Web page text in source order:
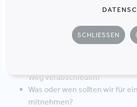
Welche Stärken sind
wir ergänzen, um für die
Gestaltung der Zukunft zu
Wohin geht die Reise und
Weg verabschieden?
Was oder wen sollten wir für
mitnehmen?
SCHLIESSEN